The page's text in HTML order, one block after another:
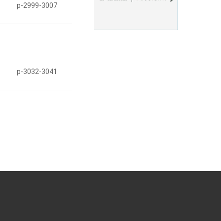
p-2999-3007
p-3032-3041